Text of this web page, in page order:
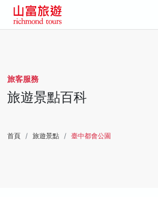
旅客服務
旅遊景點百科
首頁 旅遊景點 臺中都會公園